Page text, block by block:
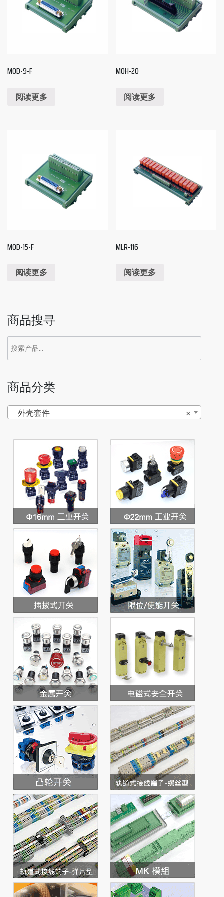
MOD-9-F
阅读更多
MOH-20
阅读更多
MOD-15-F
阅读更多
MLR-116
阅读更多
商品搜寻
商品分类
×
外壳套件